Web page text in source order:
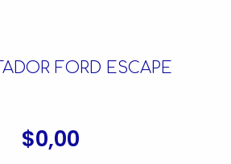
FORD ESCAPE
$0,00